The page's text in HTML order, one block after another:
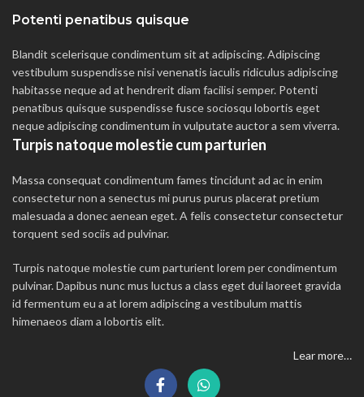
Potenti penatibus quisque
Blandit scelerisque condimentum sit at adipiscing. Adipiscing
vestibulum suspendisse nisi venenatis iaculis ridiculus adipiscing
habitasse neque ad at hendrerit diam facilisi semper. Potenti
penatibus quisque suspendisse fusce sociosqu lobortis eget
neque adipiscing condimentum in vulputate auctor a sem viverra.
Turpis natoque molestie cum parturien
Massa consequat condimentum fames tincidunt ad ac in enim
consectetur non a senectus mi purus purus placerat pretium
malesuada a donec aenean eget. A felis consectetur consectetur
torquent sed sociis ad pulvinar.
Turpis natoque molestie cum parturient lorem per condimentum
pulvinar. Dapibus nunc mus luctus a class eget dui laoreet gravida
id fermentum eu a at lorem adipiscing a vestibulum mattis
himenaeos diam a lobortis elit.
Lear more…